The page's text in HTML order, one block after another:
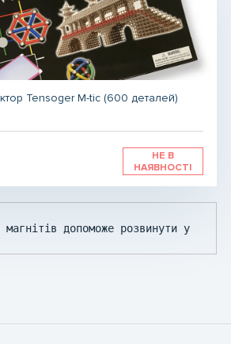
Tensoger M-tic (600 деталей)
НЕ В
НАЯВНОСТІ
магнітів допоможе розвинути у